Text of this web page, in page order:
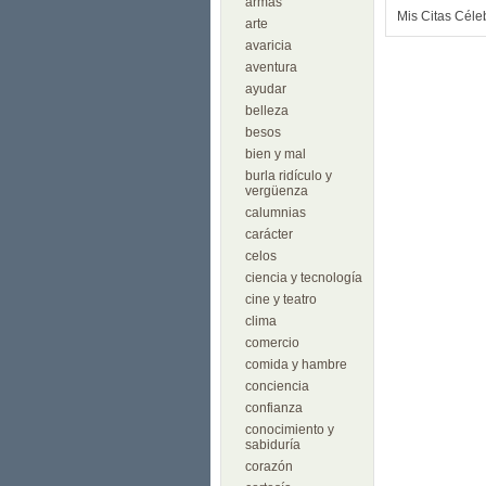
arte
avaricia
aventura
ayudar
belleza
besos
bien y mal
burla ridículo y
vergüenza
calumnias
carácter
celos
ciencia y tecnología
cine y teatro
clima
comercio
comida y hambre
conciencia
confianza
conocimiento y
sabiduría
corazón
Mis Citas